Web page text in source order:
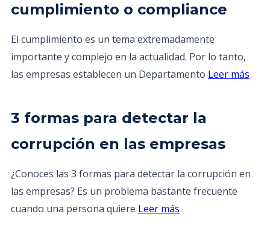
cumplimiento o compliance
El cumplimiento es un tema extremadamente
importante y complejo en la actualidad. Por lo tanto,
las empresas establecen un Departamento Leer más
3 formas para detectar la
corrupción en las empresas
¿Conoces las 3 formas para detectar la corrupción en
las empresas? Es un problema bastante frecuente
cuando una persona quiere Leer más